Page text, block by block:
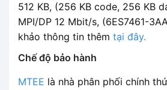
512 KB, (256 KB code, 256 KB
MPI/DP 12 Mbit/s, (6ES7461-
khảo thông tin thêm tại đây.
Chế độ bảo hành
MTEE là nhà phân phối chính